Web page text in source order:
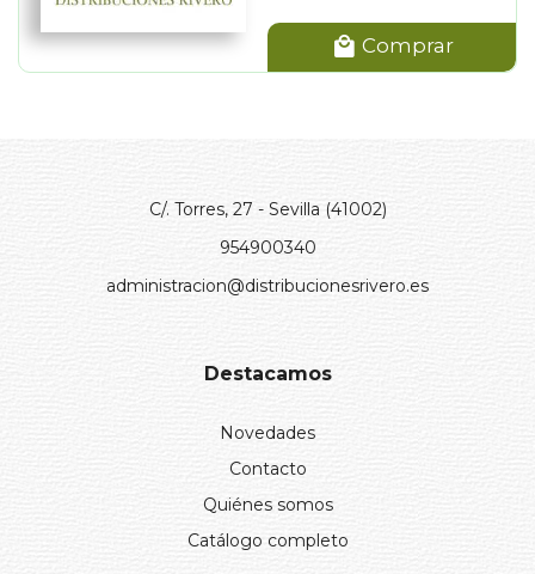
Comprar
C/. Torres, 27 - Sevilla (41002)
954900340
administracion@distribucionesrivero.es
Destacamos
Novedades
Contacto
Quiénes somos
Catálogo completo